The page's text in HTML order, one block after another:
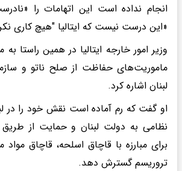
انجام نداده است این اتهامات را
«این درست نیست که ایتالیا "هیچ کاری
وزیر امور خارجه ایتالیا در همین راستا
ماموریت‌های حفاظت از صلح ناتو و
لبنان اشاره کرد.
او گفت که رم آماده است نقش خود را در
نظامی به دولت لبنان و حمایت از طریق
برای مبارزه با قاچاق اسلحه، قاچاق
تروریسم گسترش دهد.